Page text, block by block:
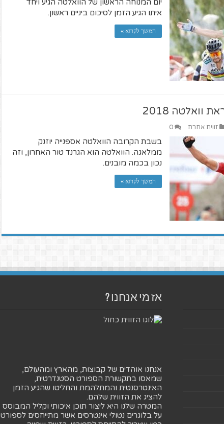
יום המנוחה הראשון של הוואלטה הגיע ויחד
איתו הגיע הזמן לסיכום ביניים ראשון.
המשך לקרוא »
2018
זווית אחרת 0
בשבת הקרובה הוואלטה אספנייה יוזנק
ממלאגה. הוואלטה הוא הגרנד טור האחרון, וזה
נכון בכמה מובנים.
המשך לקרוא »
אז מי אנחנו ?
אנחנו אוהדים של קבוצות, מהארץ ומהעולם,
שמאסו בתקשורת הספורט הסטנדרטית,
האינטרסנטית והמתלהמת והחליטו שהגיע הזמן
להציג את הזווית שלהם.
המטרה שלנו היא ליצור תוכן איכותי וקליל המבוסס
על בלוגרים נטולי אינטרסים אשר מתייחסים לספורט